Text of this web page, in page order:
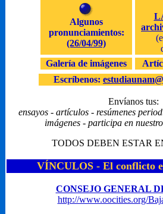
Algunos
pronunciamientos:
(26/04/99)
Galería de imágenes
Escríbenos:
Envíanos tus:
ensayos - artículos - resúmenes
imágenes - participa en
TODOS DEBEN ESTAR
VÍNCULOS - El conflicto
CONSEJO GENERAL
http://www.oocities.org/